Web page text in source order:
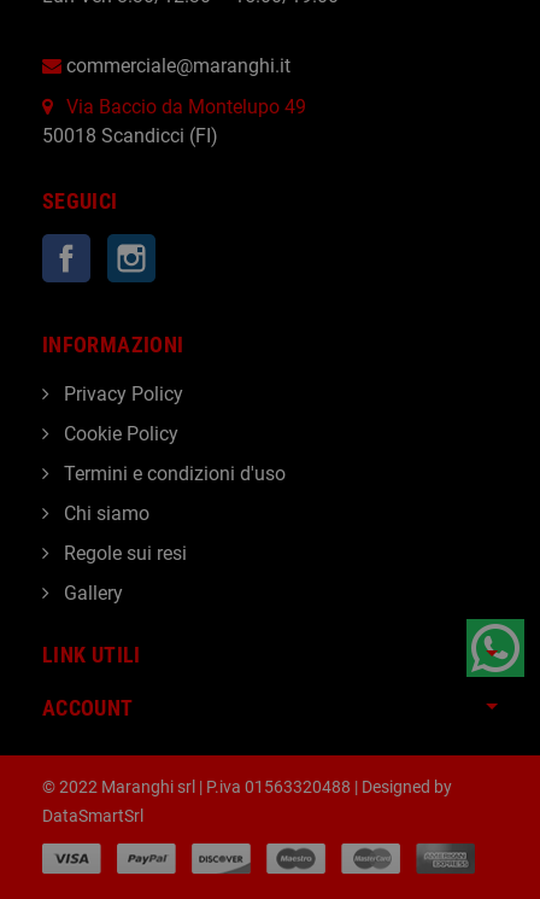
commerciale@maranghi.it
Via Baccio da Montelupo 49
50018 Scandicci (FI)
SEGUICI
Facebook
LINK UTILI
ACCOUNT
INFORMAZIONI
Privacy Policy
Cookie Policy
Termini e condizioni d'uso
Chi siamo
Regole sui resi
Gallery
© 2022 Maranghi srl | P.iva 01563320488 | Designed by
DataSmartSrl